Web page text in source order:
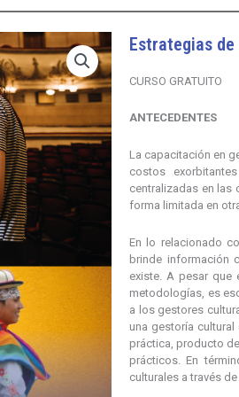
Estrategias
CURSO GRATUITO
ANTECEDENTES
La capacitación en
costos
centralizadas en las
forma limitada en
En lo relacionado
brinde información
existe. A pesar que
metodologías, es
a los gestores
una gestoría
práctica, producto
prácticos. En
culturales a través